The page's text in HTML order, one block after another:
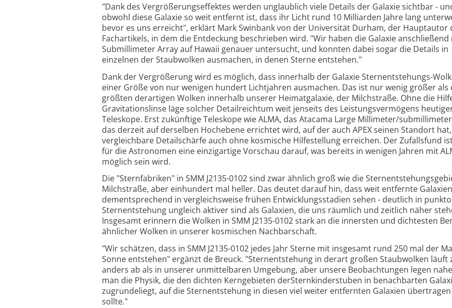
"Dank des Vergrößerungseffektes werden unglaublich viele Details der Galaxie sichtbar -
obwohl diese Galaxie so weit entfernt ist, dass ihr Licht rund 10 Milliarden Jahre lang
bevor es uns erreicht", erklärt Mark Swinbank von der Universität Durham, der Hauptautor
Fachartikels, in dem die Entdeckung beschrieben wird. "Wir haben die Galaxie
Submillimeter Array auf Hawaii genauer untersucht, und konnten dabei sogar die Details in
einzelnen der Staubwolken ausmachen, in denen Sterne entstehen."
Dank der Vergrößerung wird es möglich, dass innerhalb der Galaxie Sternentstehungs-
einer Größe von nur wenigen hundert Lichtjahren ausmachen. Das ist nur wenig größer als
größten derartigen Wolken innerhalb unserer Heimatgalaxie, der Milchstraße. Ohne die
Gravitationslinse läge solcher Detailreichtum weit jenseits des Leistungsvermögens
Teleskope. Erst zukünftige Teleskope wie ALMA, das Atacama Large Millimeter/
das derzeit auf derselben Hochebene errichtet wird, auf der auch APEX seinen Standort
vergleichbare Detailschärfe auch ohne kosmische Hilfestellung erreichen. Der Zufallsfund
für die Astronomen eine einzigartige Vorschau darauf, was bereits in wenigen Jahren mit
möglich sein wird.
Die "Sternfabriken" in SMM J2135-0102 sind zwar ähnlich groß wie die
Milchstraße, aber einhundert mal heller. Das deutet darauf hin, dass weit entfernte
dementsprechend in vergleichsweise frühen Entwicklungsstadien sehen - deutlich in punkto
Sternentstehung ungleich aktiver sind als Galaxien, die uns räumlich und zeitlich näher
Insgesamt erinnern die Wolken in SMM J2135-0102 stark an die innersten und dichtesten
ähnlicher Wolken in unserer kosmischen Nachbarschaft.
"Wir schätzen, dass in SMM J2135-0102 jedes Jahr Sterne mit insgesamt rund 250 mal der
Sonne entstehen" ergänzt de Breuck. "Sternentstehung in derart großen Staubwolken läuft
anders ab als in unserer unmittelbaren Umgebung, aber unsere Beobachtungen legen
man die Physik, die den dichten Kerngebieten derSternkinderstuben in benachbarten
zugrundeliegt, auf die Sternentstehung in diesen viel weiter entfernten Galaxien
sollte."